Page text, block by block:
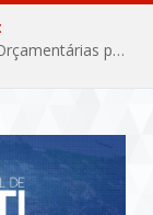
Câmara Municipal aprova Lei de Diretrizes Orçamentárias para o exercício financeiro de 2027